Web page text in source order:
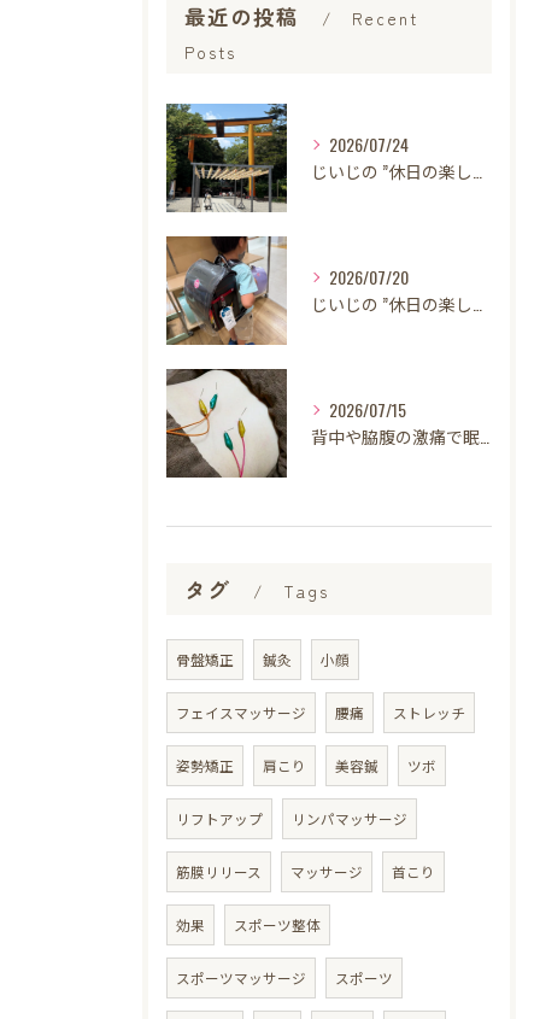
最近の投稿
Recent
Posts
2026/07/24
じいじの ”休日の楽しみ”
2026/07/20
じいじの ”休日の楽しみ”
2026/07/15
背中や脇腹の激痛で眠れない…その痛み、鍼灸で改善できる可能性があります
タグ Tags
骨盤矯正 鍼灸 小顔
フェイスマッサージ 腰痛 ストレッチ
姿勢矯正 肩こり 美容鍼 ツボ
リフトアップ リンパマッサージ
筋膜リリース マッサージ 首こり
効果 スポーツ整体
スポーツマッサージ スポーツ